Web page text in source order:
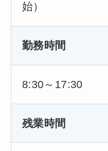
始）
勤務時間
8:30～17:30
残業時間